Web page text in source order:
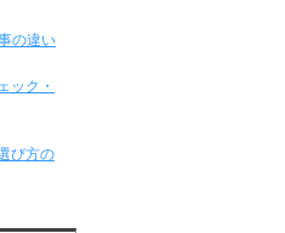
の違い
ック・
び方の